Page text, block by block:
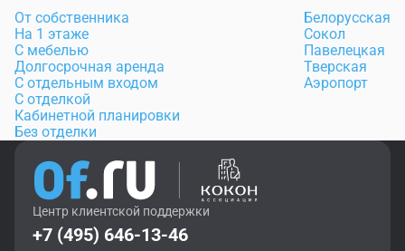
От собственника
На 1 этаже
С мебелью
Долгосрочная аренда
С отдельным входом
С отделкой
Кабинетной планировки
Без отделки
Белорусская
Сокол
Павелецкая
Тверская
Аэропорт
Центр клиентской поддержки
+7 (495) 646-13-46